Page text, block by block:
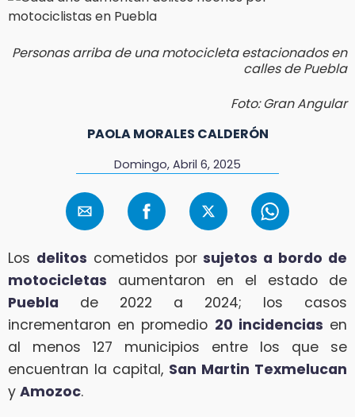
Personas arriba de una motocicleta estacionados en
calles de Puebla
Foto: Gran Angular
PAOLA MORALES CALDERÓN
Domingo, Abril 6, 2025
Los delitos cometidos porsujetos a bordo de
motocicletas aumentaron en el estado de
Puebla de 2022 a 2024; los casos
incrementaron en promedio 20 incidencias en
al menos 127 municipios entre los que se
encuentran la capital, San Martin Texmelucan
y Amozoc.